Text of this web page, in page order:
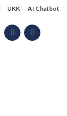
UKK AI Chatbot